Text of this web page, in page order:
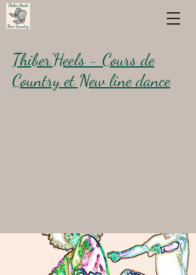
Thiber'Heels - Cours de
Country et New line dance